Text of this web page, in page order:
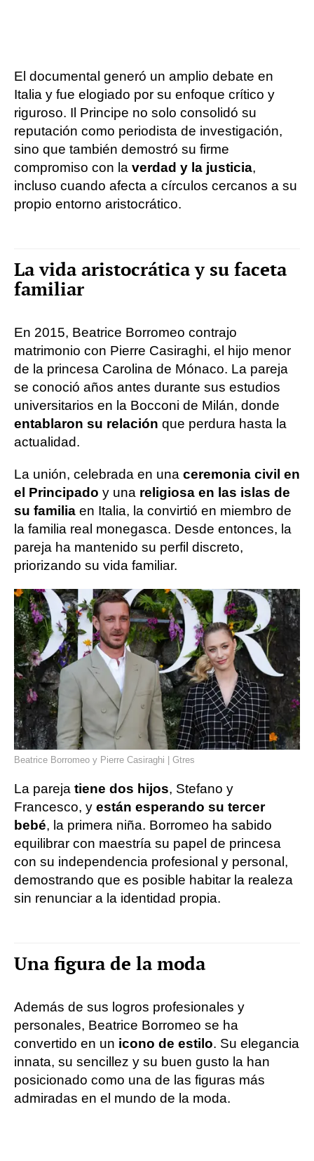
El documental generó un amplio debate en
Italia y fue elogiado por su enfoque crítico y
riguroso. Il Principe no solo consolidó su
reputación como periodista de investigación,
sino que también demostró su firme
compromiso con la verdad y la justicia,
incluso cuando afecta a círculos cercanos a su
propio entorno aristocrático.
La vida aristocrática y su faceta
familiar
En 2015, Beatrice Borromeo contrajo
matrimonio con Pierre Casiraghi, el hijo menor
de la princesa Carolina de Mónaco. La pareja
se conoció años antes durante sus estudios
universitarios en la Bocconi de Milán, donde
entablaron su relación que perdura hasta la
actualidad.
La unión, celebrada en una ceremonia civil en
el Principado y una religiosa en las islas de
su familia en Italia, la convirtió en miembro de
la familia real monegasca. Desde entonces, la
pareja ha mantenido su perfil discreto,
priorizando su vida familiar.
Beatrice Borromeo y Pierre Casiraghi | Gtres
La pareja tiene dos hijos, Stefano y
Francesco, y están esperando su tercer
bebé, la primera niña. Borromeo ha sabido
equilibrar con maestría su papel de princesa
con su independencia profesional y personal,
demostrando que es posible habitar la realeza
sin renunciar a la identidad propia.
Una figura de la moda
Además de sus logros profesionales y
personales, Beatrice Borromeo se ha
convertido en un icono de estilo. Su elegancia
innata, su sencillez y su buen gusto la han
posicionado como una de las figuras más
admiradas en el mundo de la moda.